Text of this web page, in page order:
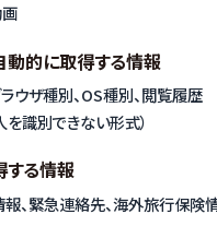
動的に取得する情報
ウザ種別、OS種別、閲覧履歴
識別できない形式）
する情報
、緊急連絡先、海外旅行保